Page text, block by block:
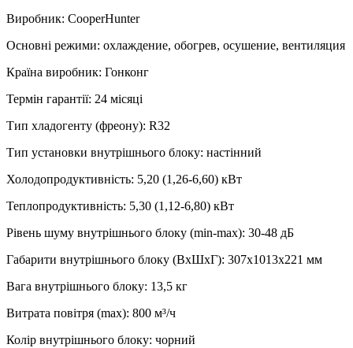
Виробник: CooperHunter
Основні режими: охлаждение, обогрев, осушение, вентиляция
Країна виробник: Гонконг
Термін гарантії: 24 місяці
Тип хладогенту (фреону): R32
Тип установки внутрішнього блоку: настінний
Холодопродуктивність: 5,20 (1,26-6,60) кВт
Теплопродуктивність: 5,30 (1,12-6,80) кВт
Рівень шуму внутрішнього блоку (min-max): 30-48 дБ
Габарити внутрішнього блоку (ВхШхГ): 307х1013х221 мм
Вага внутрішнього блоку: 13,5 кг
Витрата повітря (max): 800 м³/ч
Колір внутрішнього блоку: чорний